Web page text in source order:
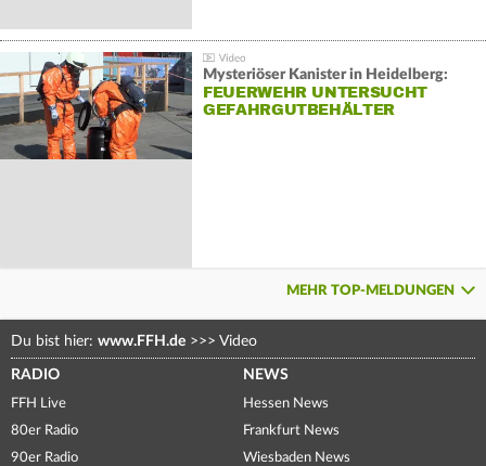
Mysteriöser Kanister in Heidelberg:
FEUERWEHR UNTERSUCHT
GEFAHRGUTBEHÄLTER
MEHR TOP-MELDUNGEN
Du bist hier: www.FFH.de >>> Video
RADIO
FFH Live
80er Radio
90er Radio
NEWS
Hessen News
Frankfurt News
Wiesbaden News